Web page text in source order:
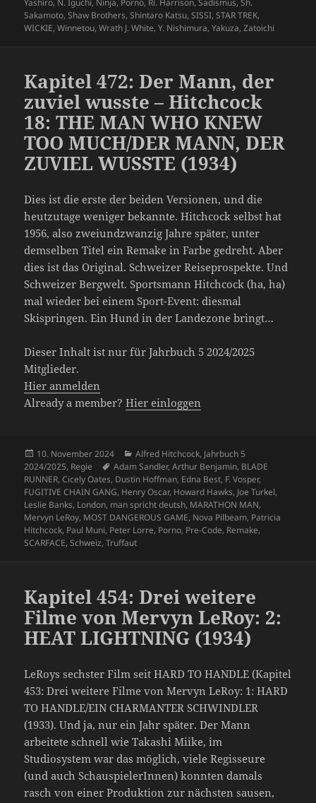
Sakamoto,Shaw Brothers,Shintaro Katsu,SISSI,STAR TREK,
WICKIE,Winnetou,Wrath J. White,Y. Nishimura,Yakuza,Zatoichi
Kapitel 472: Der Mann, der
zuviel wusste – Hitchcock
18: THE MAN WHO KNEW
TOO MUCH/DER MANN, DER
ZUVIEL WUSSTE (1934)
Dies ist die erste der beiden Versionen, und die
heutzutage weniger bekannte. Hitchcock selbst hat
1956, also zweiundzwanzig Jahre später, unter
demselben Titel ein Remake in Farbe gedreht. Aber
dies ist das Original. Schweizer Reiseprospekte. Und
Schweizer Bergwelt. Sportsmann Hitchcock (ha, ha)
mal wieder bei einem Sport-Event: diesmal
Skispringen. Ein Hund in der Landezone bringt…
Dieser Inhalt ist nur für Jahrbuch 5 2024/2025
Mitglieder.
Hier anmelden
Already a member?Hier einloggen
Veröffentlicht
am
10. November 2024 Kategorien
Alfred Hitchcock, Jahrbuch 5
2024/2025, Regie Schlagwörter
Adam Sandler,Arthur Benjamin, BLADE
RUNNER,Cicely Oates, Dustin Hoffman, Edna Best, F. Vosper,
FUGITIVE CHAIN GANG, Henry Oscar, Howard Hawks, Joe Turkel,
Leslie Banks, London, man spricht deutsh, MARATHON MAN,
Mervyn LeRoy, MOST DANGEROUS GAME, Nova Pilbeam, Patricia
Hitchcock, Paul Muni, Peter Lorre, Porno, Pre-Code, Remake,
SCARFACE,Schweiz,Truffaut
Kapitel 454: Drei weitere
Filme von Mervyn LeRoy: 2:
HEAT LIGHTNING (1934)
LeRoys sechster Film seit HARD TO HANDLE (Kapitel
453: Drei weitere Filme von Mervyn LeRoy: 1: HARD
TO HANDLE/EIN CHARMANTER SCHWINDLER
(1933). Und ja, nur ein Jahr später. Der Mann
arbeitete schnell wie Takashi Miike, im
Studiosystem war das möglich, viele Regisseure
(und auch SchauspielerInnen) konnten damals
rasch von einer Produktion zur nächsten sausen,